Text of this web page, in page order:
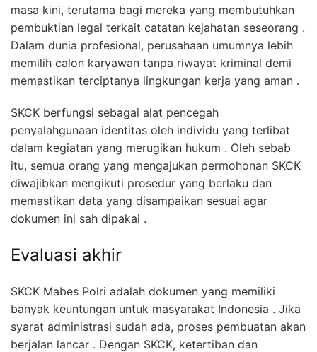
masa kini, terutama bagi mereka yang membutuhkan
pembuktian legal terkait catatan kejahatan seseorang .
Dalam dunia profesional, perusahaan umumnya lebih
memilih calon karyawan tanpa riwayat kriminal demi
memastikan terciptanya lingkungan kerja yang aman .
SKCK berfungsi sebagai alat pencegah
penyalahgunaan identitas oleh individu yang terlibat
dalam kegiatan yang merugikan hukum . Oleh sebab
itu, semua orang yang mengajukan permohonan SKCK
diwajibkan mengikuti prosedur yang berlaku dan
memastikan data yang disampaikan sesuai agar
dokumen ini sah dipakai .
Evaluasi akhir
SKCK Mabes Polri adalah dokumen yang memiliki
banyak keuntungan untuk masyarakat Indonesia . Jika
syarat administrasi sudah ada, proses pembuatan akan
berjalan lancar . Dengan SKCK, ketertiban dan